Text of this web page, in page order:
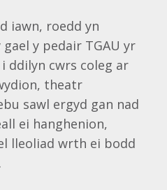
iawn, roedd yn
y pedair TGAU yr
ddilyn cwrs coleg ar
theatr
sawl ergyd gan nad
ei hanghenion,
lleoliad wrth ei bodd